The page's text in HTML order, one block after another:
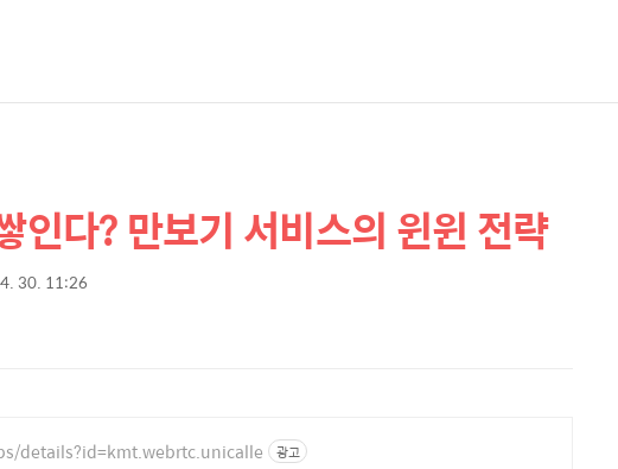
인다? 만보기 서비스의 윈윈 전략
30. 11:26
details?id=kmt.webrtc.unicalle 광고